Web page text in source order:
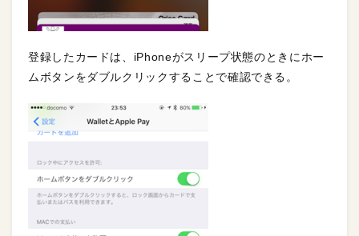
登録したカードは、iPhoneがスリープ状態のときにホー
ムボタンをダブルクリックすることで確認できる。